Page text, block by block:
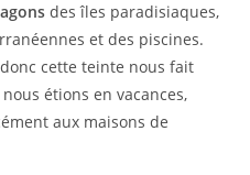
des îles paradisiaques,
et des piscines.
cette teinte nous fait
étions en vacances,
aux maisons de